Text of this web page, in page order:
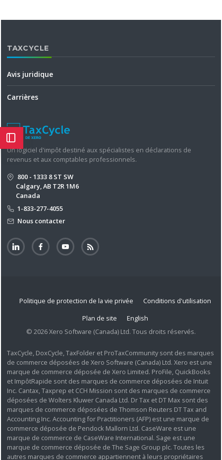
TAXCYCLE
Avis juridique
Carrières
Un logiciel d'impôt destiné aux spécialistes en déclarations de
revenus et aux comptables professionnels.
800 - 1333 8 ST SW
Calgary, AB T2R 1M6
Canada
1-833-277-4055
Nous contacter
Politique de protection de la vie privée
Conditions d'utilisation
Plan de site
English
© 2026 Xero Software (Canada) Ltd. Tous droits réservés.
TaxCycle, DoxCycle, TaxFolder et ProTaxCommunity sont des marques
de commerce déposées de Xero Software (Canada) Ltd. Xero est une
marque de commerce déposée de Xero Limited. ProFile, QuickBooks
et ImpôtRapide sont des marques de commerce déposées de Intuit
Inc. Cantax, Taxprep et CCH Mission sont des marques de commerce
déposées de Wolters Kluwer Canada Ltd. Dr Tax et DT Max sont des
marques de commerce déposées de Thomson Reuters DT Tax and
Accounting Inc. Accounting for Practitioners (AFP) est une marque de
commerce déposée de Pendock Mallorn Ltd. CaseWare est une
marque de commerce de CaseWare International. Sage est une
marque de commerce déposée de The Sage Group plc. Toutes les
autres marques de commerce appartiennent à leurs propriétaires